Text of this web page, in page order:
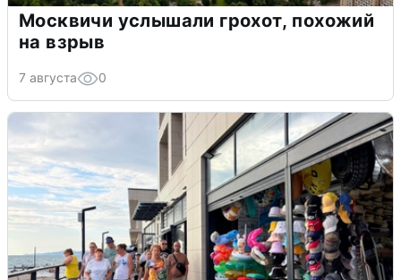
Москвичи услышали грохот, похожий
на взрыв
7 августа 0